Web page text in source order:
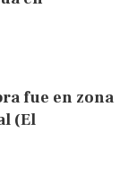
fue en zona
(El